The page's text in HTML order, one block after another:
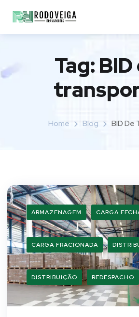
Tag:BID
Home Blog BID De
ARMAZENAGEM CARGA
CARGA FRACIONADA
DISTRIBUIÇÃO REDESPACHO